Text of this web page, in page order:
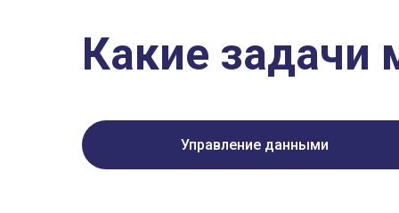
Какие
Управление данными